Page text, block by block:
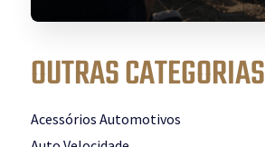
OUTRAS CATEGORIAS
Acessórios Automotivos